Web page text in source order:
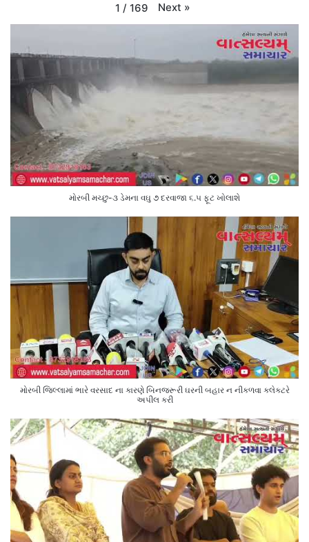
1 / 169 Next »
મોરબી મચ્છુ-૩ ડેમના વઘુ ૭ દરવાજા ૬.૫ ફૂટ ખોલાશે
મોરબી જિલ્લામાં ભારે વરસાદ ના કારણે બિનજરૂરી ઘરની બહાર ન નીકળવા કલેક્ટરે
અપીલ કરી